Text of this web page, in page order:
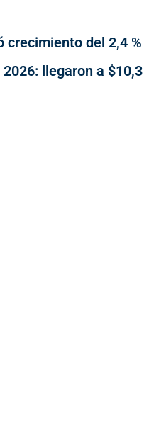
crecimiento del 2,4 %
llegaron a $10,3